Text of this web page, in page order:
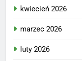
kwiecień 2026
marzec 2026
luty 2026